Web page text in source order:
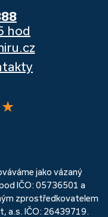
hod
★
jako vázaný
IČO: 05736501 a
zprostředkovatelem
a.s. IČO: 26439719.